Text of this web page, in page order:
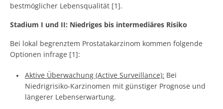
bestmöglicher Lebensqualität [1].
Stadium I und II: Niedriges bis intermediäres Risiko
Bei lokal begrenztem Prostatakarzinom kommen folgende
Optionen infrage [1]:
Aktive Überwachung (Active Surveillance): Bei
Niedrigrisiko-Karzinomen mit günstiger Prognose und
längerer Lebenserwartung.